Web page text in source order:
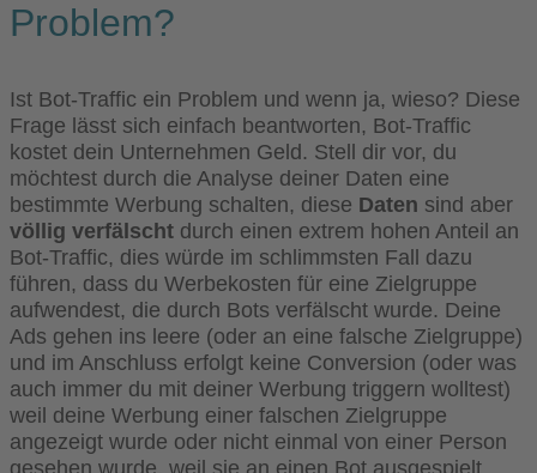
Problem?
Ist Bot-Traffic ein Problem und wenn ja, wieso? Diese
Frage lässt sich einfach beantworten, Bot-Traffic
kostet dein Unternehmen Geld. Stell dir vor, du
möchtest durch die Analyse deiner Daten eine
bestimmte Werbung schalten, diese Daten sind aber
völlig verfälscht durch einen extrem hohen Anteil an
Bot-Traffic, dies würde im schlimmsten Fall dazu
führen, dass du Werbekosten für eine Zielgruppe
aufwendest, die durch Bots verfälscht wurde. Deine
Ads gehen ins leere (oder an eine falsche Zielgruppe)
und im Anschluss erfolgt keine Conversion (oder was
auch immer du mit deiner Werbung triggern wolltest)
weil deine Werbung einer falschen Zielgruppe
angezeigt wurde oder nicht einmal von einer Person